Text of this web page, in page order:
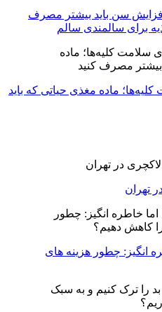
افزایش سن باید بیشتر مصرف
برای سالمندی سالم
ماده مغذی حیاتی که باید
تهران
انگیز: چطور هزینه های